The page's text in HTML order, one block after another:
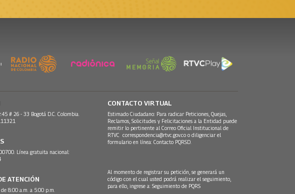
# 26 - 33 Bogotá D.C. Colombia.
Línea gratuita nacional:
ATENCIÓN
8:00 a.m. a 5:00 p.m.
CONTACTO VIRTUAL
Estimado Ciudadano: Para radicar Peticiones, Quejas,
Reclamos, Solicitudes y Felicitaciones a la Entidad puede
remitir lo pertinente al Correo Oficial Institucional de
RTVC correspondencia@rtvc.gov.co o diligenciar el
formulario en línea: Contacto PQRSD.
Al momento de registrar su petición, se generará un
código con el cual usted podrá realizar el seguimiento,
para ello, ingrese a: Seguimiento de PQRS